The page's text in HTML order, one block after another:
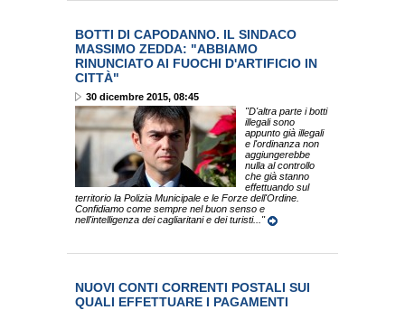
BOTTI DI CAPODANNO. IL SINDACO
MASSIMO ZEDDA: "ABBIAMO
RINUNCIATO AI FUOCHI D'ARTIFICIO IN
CITTÀ"
30 dicembre 2015, 08:45
"D'altra parte i botti
illegali sono
appunto già illegali
e l'ordinanza non
aggiungerebbe
nulla al controllo
che già stanno
effettuando sul
territorio la Polizia Municipale e le Forze dell'Ordine.
Confidiamo come sempre nel buon senso e
nell'intelligenza dei cagliaritani e dei turisti..."
NUOVI CONTI CORRENTI POSTALI SUI
QUALI EFFETTUARE I PAGAMENTI